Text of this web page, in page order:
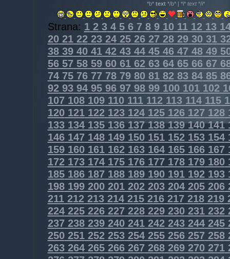
*b* text*/b* | *i* text*/i*
Strana: 1234567 8910111213
2021222324252627 282930 31
38394041424344454647 4849
565758596061626364656667
747576777879808182838485
929394959697 9899100 101102
107108109110111112113114115
120121122123124125126127 128
133134135136137138139140141
146147148149150151152153154
159160161162163164165166167
172173174175176177178179180
185186187188189190191192193
198199200201202203204205206
211212213214215216217218219
224225226227228229230231232
237238239240241242243244245
250251252253254255256257258
263264265266267268269270271